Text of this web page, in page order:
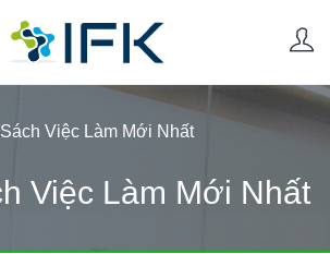
Việc Làm Mới Nhất
Việc Làm Mới Nhất